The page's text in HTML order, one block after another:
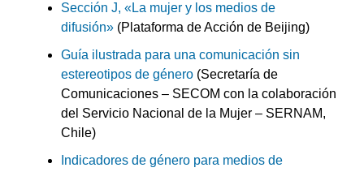
Sección J, «La mujer y los medios de
difusión» (Plataforma de Acción de Beijing)
Guía ilustrada para una comunicación sin
estereotipos de género (Secretaría de
Comunicaciones – SECOM con la colaboración
del Servicio Nacional de la Mujer – SERNAM,
Chile)
Indicadores de género para medios de